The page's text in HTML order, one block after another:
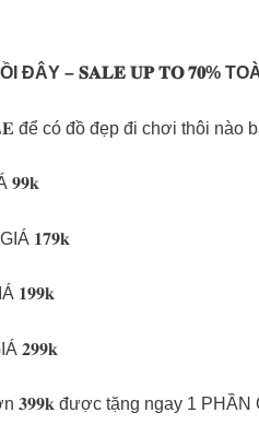
ĐÂY – 𝐒𝐀𝐋𝐄 𝐔𝐏 𝐓𝐎 𝟕𝟎%
để có đồ đẹp đi chơi thôi nào
𝟗𝟗𝐤
𝟏𝟕𝟗𝐤
𝟏𝟗𝟗𝐤
𝟐𝟗𝟗𝐤
𝟑𝟗𝟗𝐤 được tặng ngay 1 PHẦN